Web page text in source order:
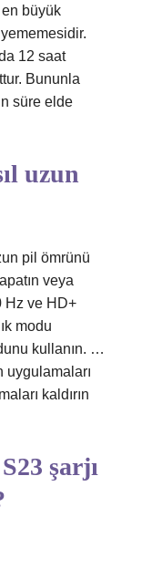
büyük
12 saat
Bununla
süre elde
uzun
pil ömrünü
veya
Hz ve HD+
modu
kullanın. …
uygulamaları
kaldırın
şarjı